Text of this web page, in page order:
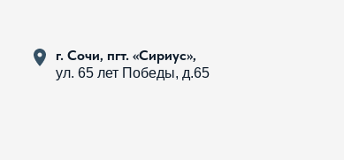
г. Сочи, пгт. «Сириус»,
ул. 65 лет Победы, д.65